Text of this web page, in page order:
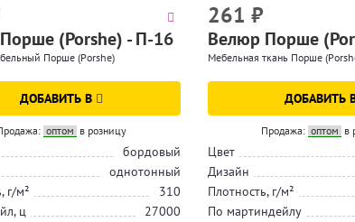
(Porshe) - П-16
Порше (Porshe)
ДОБАВИТЬ В
оптом в розницу
бордовый
однотонный
г/м²
310
ц
27000
261 ₽
Велюр Порше
Мебельная ткань Порше
ДОБАВИТЬ
Продажа: оптом в
Цвет
Дизайн
Плотность, г/м²
По мартиндейлу